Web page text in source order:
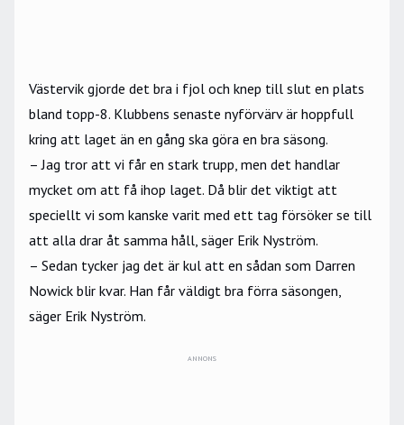
Västervik gjorde det bra i fjol och knep till slut en plats
bland topp-8. Klubbens senaste nyförvärv är hoppfull
kring att laget än en gång ska göra en bra säsong.
– Jag tror att vi får en stark trupp, men det handlar
mycket om att få ihop laget. Då blir det viktigt att
speciellt vi som kanske varit med ett tag försöker se till
att alla drar åt samma håll, säger Erik Nyström.
– Sedan tycker jag det är kul att en sådan som Darren
Nowick blir kvar. Han får väldigt bra förra säsongen,
säger Erik Nyström.